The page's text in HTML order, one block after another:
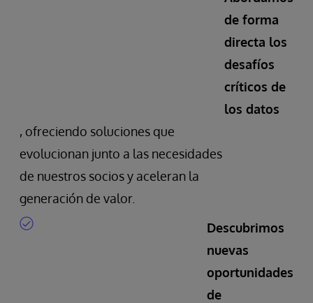
de forma
directa los
desafíos
críticos de
los datos
, ofreciendo soluciones que
evolucionan junto a las necesidades
de nuestros socios y aceleran la
generación de valor.
Descubrimos
nuevas
oportunidades
de